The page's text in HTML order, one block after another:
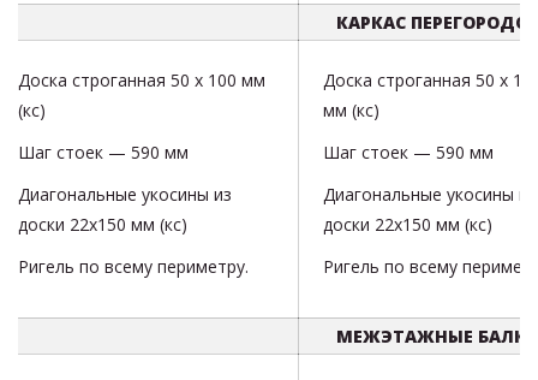
КАРКАС
Доска строганная 50 х 100 мм
(кс)
Шаг стоек — 590 мм
Диагональные укосины из
доски 22х150 мм (кс)
Ригель по всему периметру.
Доска строганная 50 х
мм (кс)
Шаг стоек — 590 мм
Диагональные укосины из
доски 22х150 мм (кс)
Ригель по всему
МЕЖЭТАЖНЫЕ